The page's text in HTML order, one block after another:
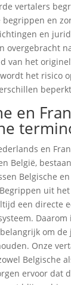
vertalers
en
en
overgebracht
van het
het risico
en
en
België,
Belgische
uit
een directe
om
Onze
Belgische
ervoor dat